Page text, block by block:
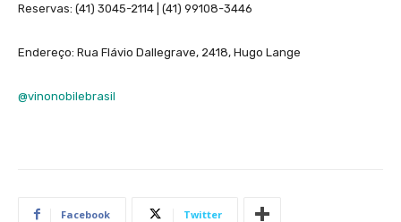
Reservas: (41) 3045-2114 | (41) 99108-3446
Endereço: Rua Flávio Dallegrave, 2418, Hugo Lange
@vinonobilebrasil
Facebook Twitter